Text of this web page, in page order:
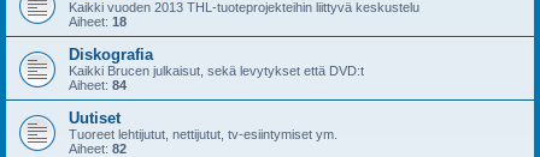
Kaikki vuoden 2013 THL-tuoteprojekteihin liittyvä keskustelu
Aiheet: 18
Diskografia
Kaikki Brucen julkaisut, sekä levytykset että DVD:t
Aiheet: 84
Uutiset
Tuoreet lehtijutut, nettijutut, tv-esiintymiset ym.
Aiheet: 82